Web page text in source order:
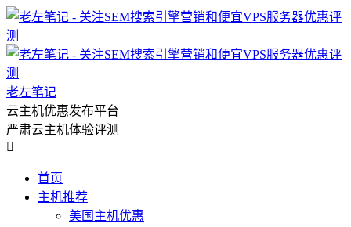
老左笔记
云主机优惠发布平台
严肃云主机体验评测

首页
主机推荐
美国主机优惠